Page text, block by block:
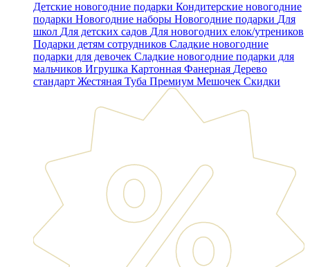
Детские новогодние подарки Кондитерские новогодние
подарки Новогодние наборы Новогодние подарки Для
школ Для детских садов Для новогодних елок/утреников
Подарки детям сотрудников Сладкие новогодние
подарки для девочек Сладкие новогодние подарки для
мальчиков Игрушка Картонная Фанерная Дерево
стандарт Жестяная Туба Премиум Мешочек Скидки